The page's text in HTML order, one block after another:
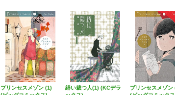
プリンセスメゾン (1)
繕い裁つ人(1) (KCデラ
プリンセスメゾン